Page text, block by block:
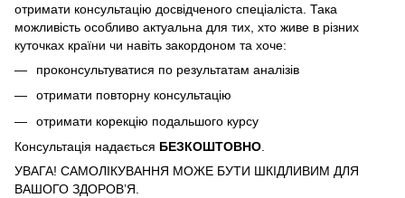
отримати консультацію досвідченого спеціаліста. Така
можливість особливо актуальна для тих, хто живе в різних
куточках країни чи навіть закордоном та хоче:
проконсультуватися по результатам аналізів
отримати повторну консультацію
отримати корекцію подальшого курсу
Консультація надається БЕЗКОШТОВНО.
УВАГА! САМОЛІКУВАННЯ МОЖЕ БУТИ ШКІДЛИВИМ ДЛЯ
ВАШОГО ЗДОРОВ’Я.